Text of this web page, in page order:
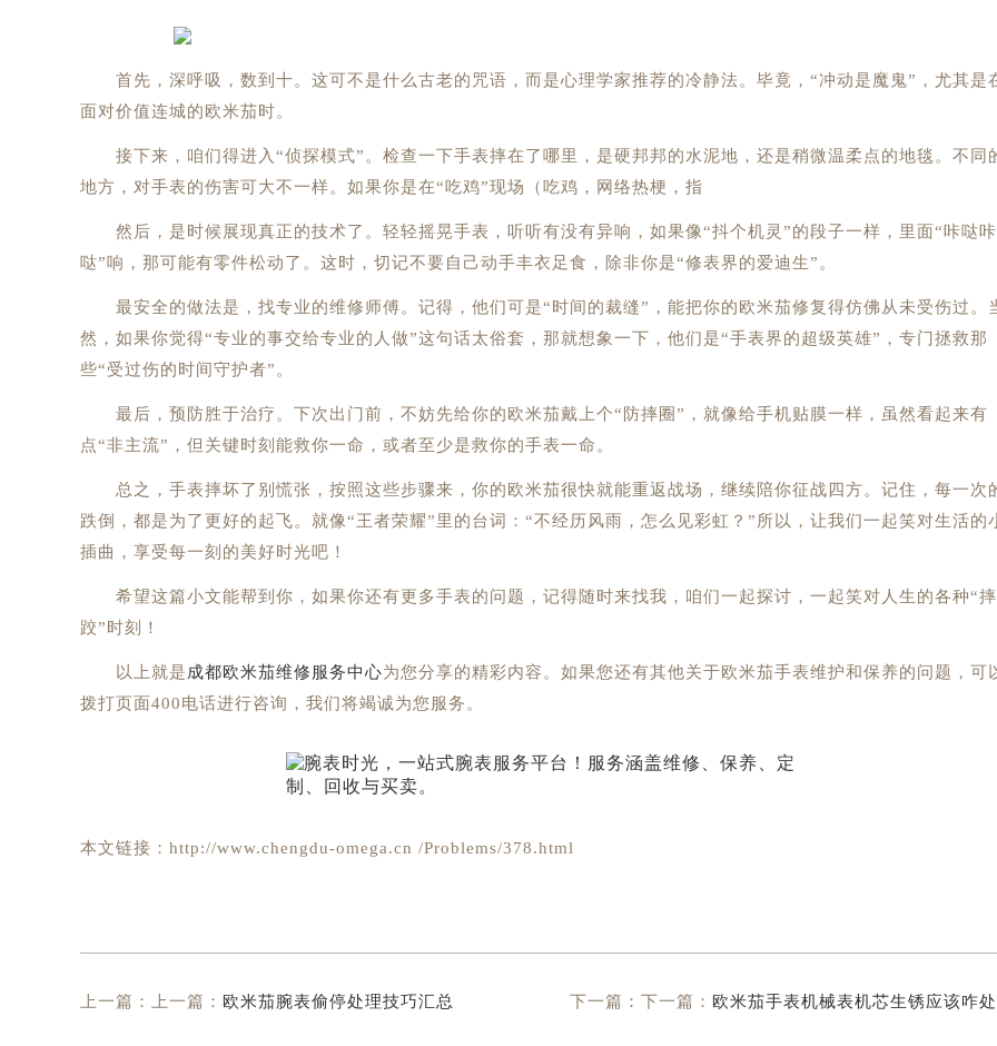
首先，深呼吸，数到十。这可不是什么古老的咒语，而是心理学家推荐的冷静法。毕竟，“冲动是魔鬼”，尤其是
面对价值连城的欧米茄时。
接下来，咱们得进入“侦探模式”。检查一下手表摔在了哪里，是硬邦邦的水泥地，还是稍微温柔点的地毯。不同
地方，对手表的伤害可大不一样。如果你是在“吃鸡”现场（吃鸡，网络热梗，指
然后，是时候展现真正的技术了。轻轻摇晃手表，听听有没有异响，如果像“抖个机灵”的段子一样，里面“咔哒咔
哒”响，那可能有零件松动了。这时，切记不要自己动手丰衣足食，除非你是“修表界的爱迪生”。
最安全的做法是，找专业的维修师傅。记得，他们可是“时间的裁缝”，能把你的欧米茄修复得仿佛从未受伤过。
然，如果你觉得“专业的事交给专业的人做”这句话太俗套，那就想象一下，他们是“手表界的超级英雄”，专门拯救那
些“受过伤的时间守护者”。
最后，预防胜于治疗。下次出门前，不妨先给你的欧米茄戴上个“防摔圈”，就像给手机贴膜一样，虽然看起来有
点“非主流”，但关键时刻能救你一命，或者至少是救你的手表一命。
总之，手表摔坏了别慌张，按照这些步骤来，你的欧米茄很快就能重返战场，继续陪你征战四方。记住，每一次
跌倒，都是为了更好的起飞。就像“王者荣耀”里的台词：“不经历风雨，怎么见彩虹？”所以，让我们一起笑对生活的
插曲，享受每一刻的美好时光吧！
希望这篇小文能帮到你，如果你还有更多手表的问题，记得随时来找我，咱们一起探讨，一起笑对人生的各种“摔
跤”时刻！
以上就是 成都欧米茄维修服务中心为您分享的精彩内容。如果您还有其他关于欧米茄手表维护和保养的问题，可
拨打页面400电话进行咨询，我们将竭诚为您服务。
本文链接：http://www.chengdu-omega.cn /Problems/378.html
上一篇：上一篇： 欧米茄腕表偷停处理技巧汇总 下一篇：下一篇： 欧米茄手表机械表机芯生锈应该咋